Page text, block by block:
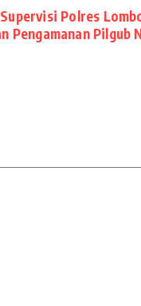
Polres
Pengamanan Pilgub